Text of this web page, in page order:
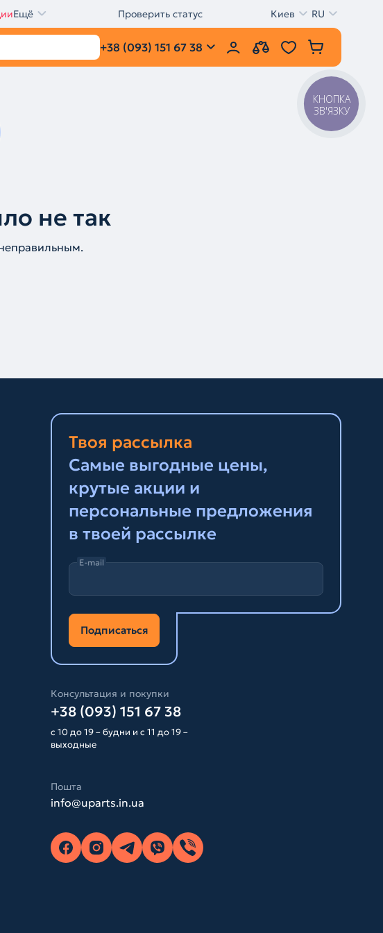
Ещё Проверить статус Киев RU
+38 (093) 151 67 38
не так
Твоя рассылка
Самые выгодные цены,
крутые акции и
персональные предложения
в твоей рассылке
E-mail
Подписаться
Консультация и покупки
+38 (093) 151 67 38
с 10 до 19 – будни и с 11 до 19 –
выходные
Пошта
info@uparts.in.ua
КНОПКА
ЗВ'ЯЗКУ